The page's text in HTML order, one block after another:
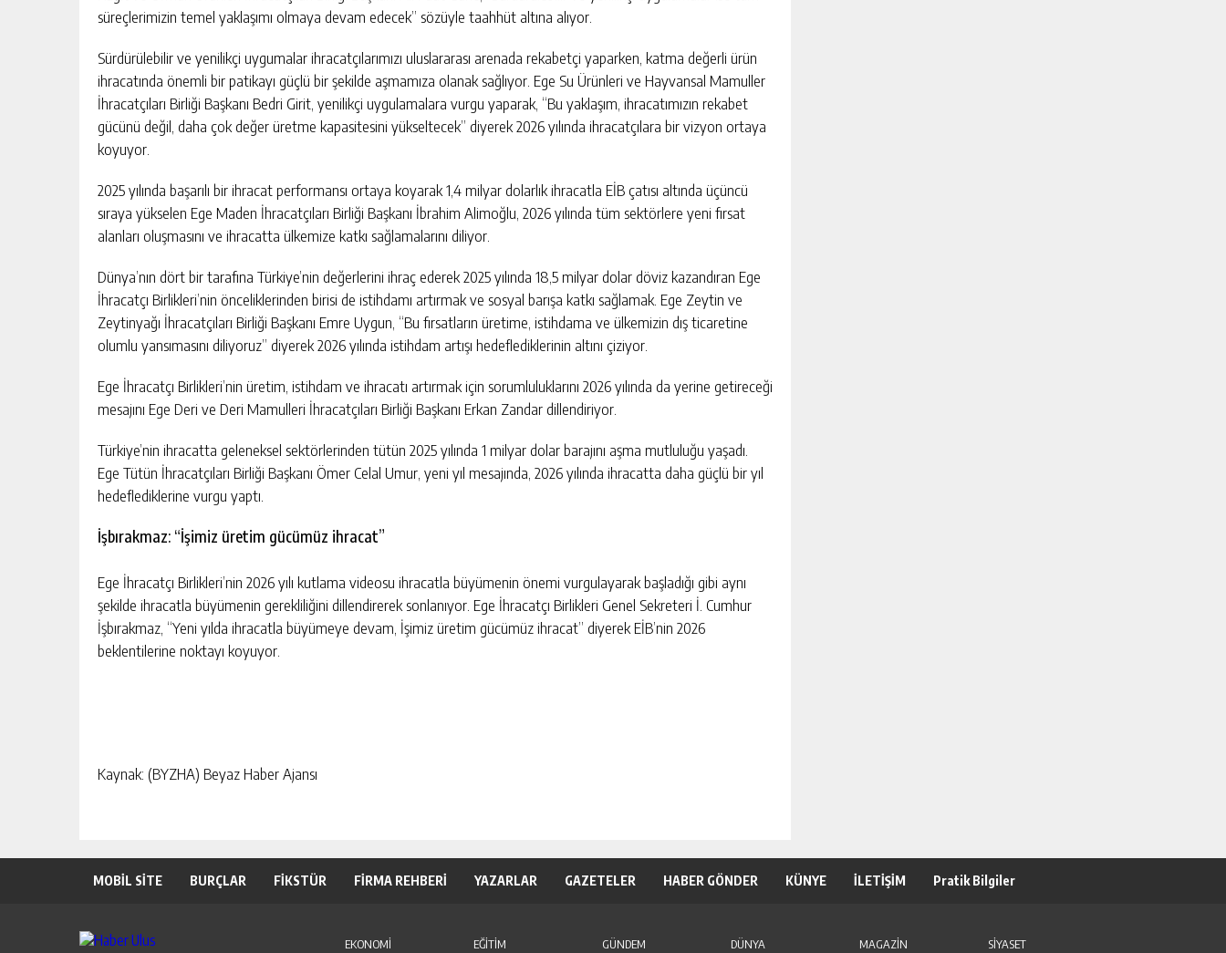
süreçlerimizin temel yaklaşımı olmaya devam edecek” sözüyle taahhüt altına alıyor.
Sürdürülebilir ve yenilikçi uygumalar ihracatçılarımızı uluslararası arenada rekabetçi yaparken, katma değerli ürün
ihracatında önemli bir patikayı güçlü bir şekilde aşmamıza olanak sağlıyor. Ege Su Ürünleri ve Hayvansal Mamuller
İhracatçıları Birliği Başkanı Bedri Girit, yenilikçi uygulamalara vurgu yaparak, “Bu yaklaşım, ihracatımızın rekabet
gücünü değil, daha çok değer üretme kapasitesini yükseltecek” diyerek 2026 yılında ihracatçılara bir vizyon ortaya
koyuyor.
2025 yılında başarılı bir ihracat performansı ortaya koyarak 1,4 milyar dolarlık ihracatla EİB çatısı altında üçüncü
sıraya yükselen Ege Maden İhracatçıları Birliği Başkanı İbrahim Alimoğlu, 2026 yılında tüm sektörlere yeni fırsat
alanları oluşmasını ve ihracatta ülkemize katkı sağlamalarını diliyor.
Dünya’nın dört bir tarafına Türkiye’nin değerlerini ihraç ederek 2025 yılında 18,5 milyar dolar döviz kazandıran Ege
İhracatçı Birlikleri’nin önceliklerinden birisi de istihdamı artırmak ve sosyal barışa katkı sağlamak. Ege Zeytin ve
Zeytinyağı İhracatçıları Birliği Başkanı Emre Uygun, “Bu fırsatların üretime, istihdama ve ülkemizin dış ticaretine
olumlu yansımasını diliyoruz” diyerek 2026 yılında istihdam artışı hedeflediklerinin altını çiziyor.
Ege İhracatçı Birlikleri’nin üretim, istihdam ve ihracatı artırmak için sorumluluklarını 2026 yılında da yerine getireceği
mesajını Ege Deri ve Deri Mamulleri İhracatçıları Birliği Başkanı Erkan Zandar dillendiriyor.
Türkiye’nin ihracatta geleneksel sektörlerinden tütün 2025 yılında 1 milyar dolar barajını aşma mutluluğu yaşadı.
Ege Tütün İhracatçıları Birliği Başkanı Ömer Celal Umur, yeni yıl mesajında, 2026 yılında ihracatta daha güçlü bir yıl
hedeflediklerine vurgu yaptı.
İşbırakmaz: “İşimiz üretim gücümüz ihracat”
Ege İhracatçı Birlikleri’nin 2026 yılı kutlama videosu ihracatla büyümenin önemi vurgulayarak başladığı gibi aynı
şekilde ihracatla büyümenin gerekliliğini dillendirerek sonlanıyor. Ege İhracatçı Birlikleri Genel Sekreteri İ. Cumhur
İşbırakmaz, “Yeni yılda ihracatla büyümeye devam, İşimiz üretim gücümüz ihracat” diyerek EİB’nin 2026
beklentilerine noktayı koyuyor.
Kaynak: (BYZHA) Beyaz Haber Ajansı
MOBİL SİTE BURÇLAR FİKSTÜR FİRMA REHBERİ YAZARLAR GAZETELER HABER GÖNDER KÜNYE İLETİŞİM Pratik Bilgiler
EKONOMİ EĞİTİM GÜNDEM DÜNYA MAGAZİN SİYASET